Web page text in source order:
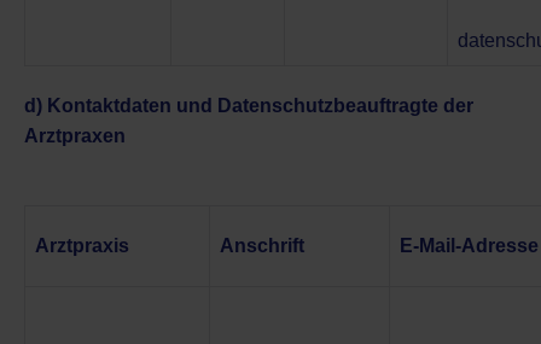
d) Kontaktdaten und Datenschutzbeauftragte der
Arztpraxen
Arztpraxis Anschrift E-Mail-Adresse